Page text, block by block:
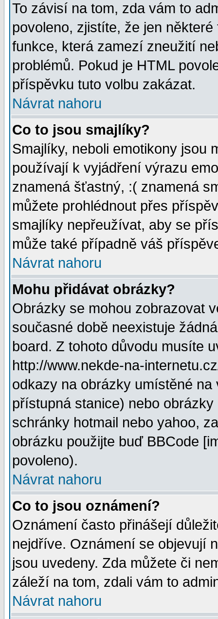
To závisí na tom, zda vám to
povoleno, zjistíte, že jen
funkce, která zamezí zneužití
problémů. Pokud je HTML
příspěvku tuto volbu zakázat.
Návrat nahoru
Co to jsou smajlíky?
Smajlíky, neboli emotikony jsou
používají k vyjádření výrazu
znamená šťastný, :( znamená
můžete prohlédnout přes
smajlíky nepřeužívat, aby se
může také případně váš
Návrat nahoru
Mohu přidávat obrázky?
Obrázky se mohou zobrazovat
současné době neexistuje
board. Z tohoto důvodu musíte
http://www.nekde-na-
odkazy na obrázky umístěné
přístupná stanice) nebo
schránky hotmail nebo yahoo,
obrázku použijte buď BBCode
povoleno).
Návrat nahoru
Co to jsou oznámení?
Oznámení často přinášejí
nejdříve. Oznámení se objevují
jsou uvedeny. Zda můžete či
záleží na tom, zdali vám to
Návrat nahoru